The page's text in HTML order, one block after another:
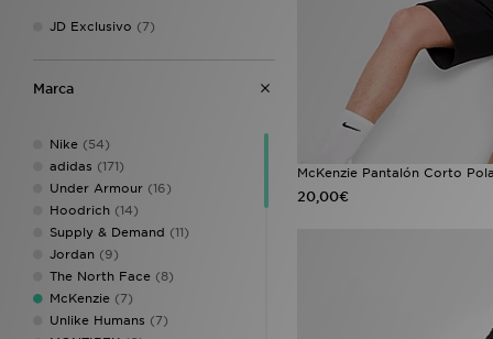
JD Exclusivo (7)
Marca
Nike (54)
adidas (171)
Under Armour (16)
Hoodrich (14)
Supply & Demand (11)
Jordan (9)
The North Face (8)
McKenzie (7)
Unlike Humans (7)
McKenzie Pantalón Corto
20,00€